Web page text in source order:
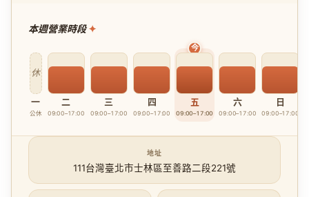
本週營業時段
休
一
公休
二
09:00–17:00
三
09:00–17:00
四
09:00–17:00
五
09:00–17:00
六
09:00–17:00
日
09:00–17:00
地址
111台灣臺北市士林區至善路二段221號